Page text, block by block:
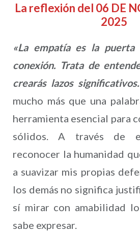
La reflexión del 06 DE
2025
«La empatía es la
conexión. Trata de
crearás lazos
mucho más que una
herramienta esencial para
sólidos. A través de
reconocer la humanidad
a suavizar mis propias
los demás no significa
sí mirar con amabilidad
sabe expresar.